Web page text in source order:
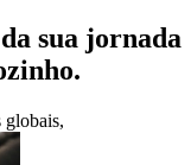
sua jornada
globais,